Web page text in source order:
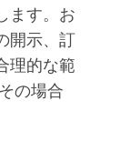
ます。お
開示、訂
理的な範
の場合